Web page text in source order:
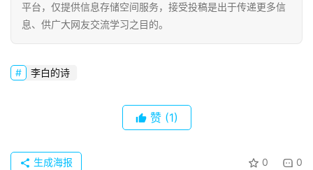
平台，仅提供信息存储空间服务，接受投稿是出于传递更多信
息、供广大网友交流学习之目的。
李白的诗
赞 (1)
0 0
生成海报